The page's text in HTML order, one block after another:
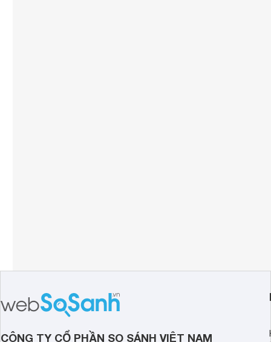
CÔNG TY CỔ PHẦN SO SÁNH VIỆT NAM